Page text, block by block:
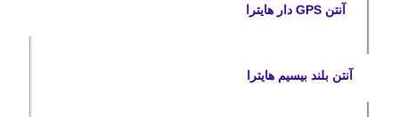
آنتن GPS دار هایترا
آنتن بلند بیسیم هایترا